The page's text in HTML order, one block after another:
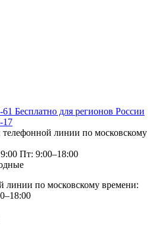
Бесплатно для регионов России
17
линии по московскому
Пт: 9:00–18:00
линии по московскому времени: